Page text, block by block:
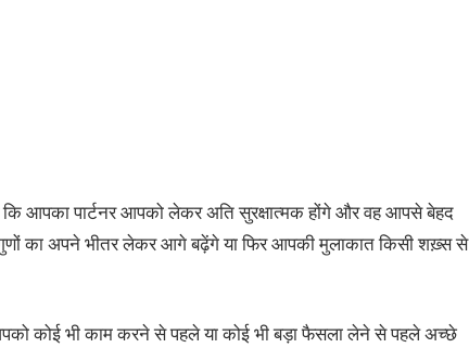
आपका पार्टनर आपको लेकर अति सुरक्षात्मक होंगे और वह आपसे बेहद
का अपने भीतर लेकर आगे बढ़ेंगे या फिर आपकी मुलाकात किसी शख़्स से
कोई भी काम करने से पहले या कोई भी बड़ा फैसला लेने से पहले अच्छे